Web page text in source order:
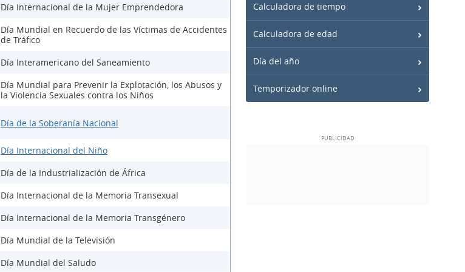
Día Internacional de la Mujer Emprendedora
Día Mundial en Recuerdo de las Víctimas de Accidentes
de Tráfico
Día Interamericano del Saneamiento
Día Mundial para Prevenir la Explotación, los Abusos y
la Violencia Sexuales contra los Niños
Día de la Soberanía Nacional
Día Internacional del Niño
Día de la Industrialización de África
Día Internacional de la Memoria Transexual
Día Internacional de la Memoria Transgénero
Día Mundial de la Televisión
Día Mundial del Saludo
Calculadora de tiempo
Calculadora de edad
Día del año
Temporizador online